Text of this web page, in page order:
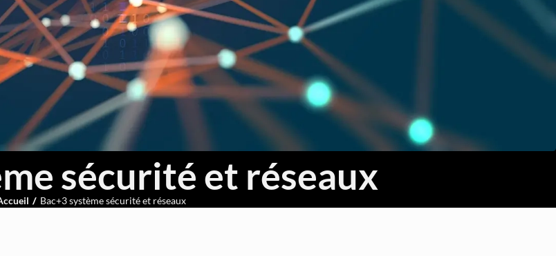
Migration et Gestion Infrastructure Cloud
Conteneurisation Docker et Kubernetes
Intégration Continue et Déploiement Continu (CI/CD)
Infrastructure as Code avec Terraform et Ansible
Automatisation Réseau avec Python
Software-Defined Networking (SDN) et SD-WAN
sécurité et réseaux
Bac+3 système sécurité et réseaux